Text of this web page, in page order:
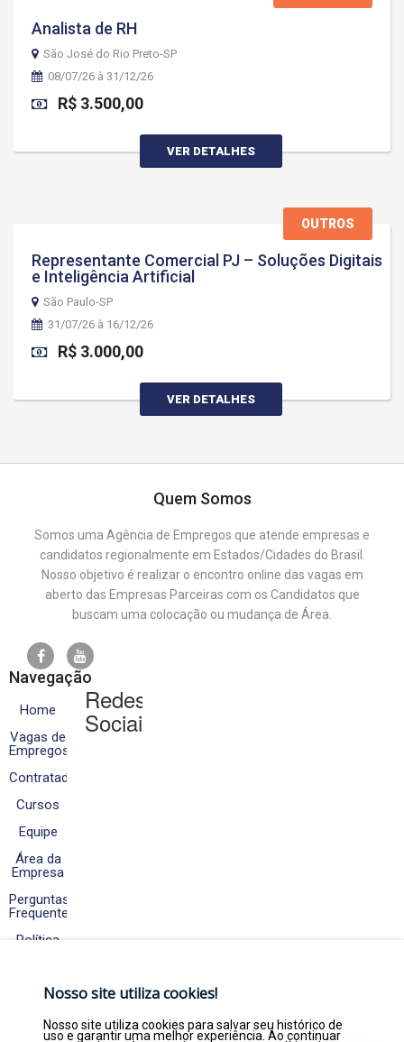
Analista de RH
São José do Rio Preto-SP
08/07/26 à 31/12/26
R$ 3.500,00
VER DETALHES
OUTROS
Representante Comercial PJ – Soluções Digitais
e Inteligência Artificial
São Paulo-SP
31/07/26 à 16/12/26
R$ 3.000,00
VER DETALHES
Quem Somos
Somos uma Agência de Empregos que atende empresas e
candidatos regionalmente em Estados/Cidades do Brasil.
Nosso objetivo é realizar o encontro online das vagas em
aberto das Empresas Parceiras com os Candidatos que
buscam uma colocação ou mudança de Área.
Navegação
Home
Vagas de
Empregos
Contratados
Cursos
Equipe
Área da
Empresa
Perguntas
Frequentes
Política
Privacidade
Fale
Conosco
Redes
Sociais
Nosso site utiliza cookies!
Nosso site utiliza cookies para salvar seu histórico de
uso e garantir uma melhor experiência. Ao continuar